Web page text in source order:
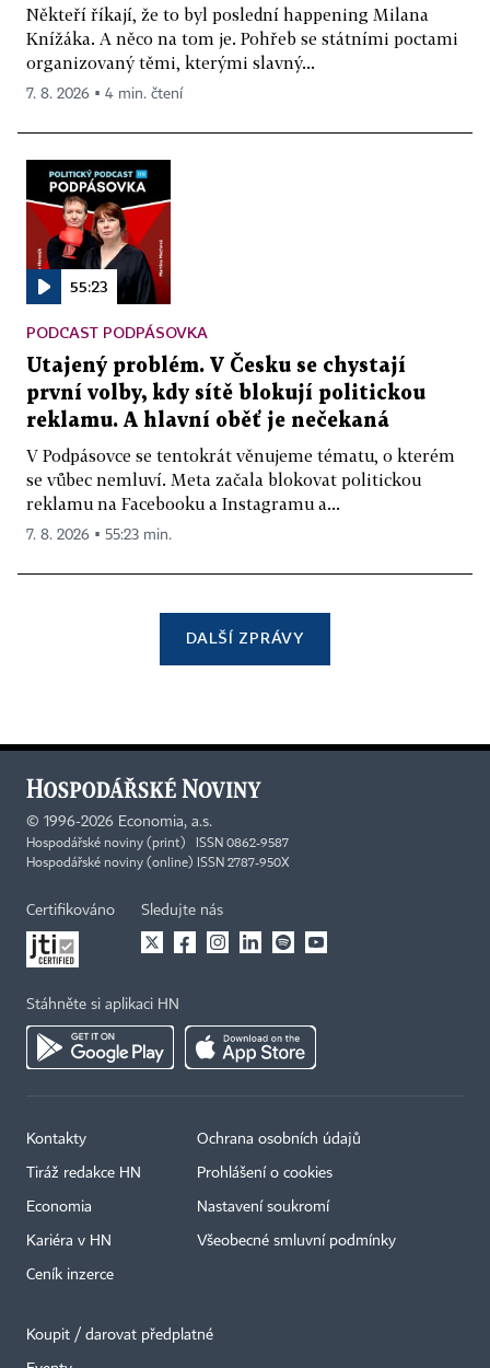
Někteří říkají, že to byl poslední happening Milana
Knížáka. A něco na tom je. Pohřeb se státními poctami
organizovaný těmi, kterými slavný...
7. 8. 2026 ▪ 4 min. čtení
55:23
PODCAST PODPÁSOVKA
Utajený problém. V Česku se chystají
první volby, kdy sítě blokují politickou
reklamu. A hlavní oběť je nečekaná
V Podpásovce se tentokrát věnujeme tématu, o kterém
se vůbec nemluví. Meta začala blokovat politickou
reklamu na Facebooku a Instagramu a...
7. 8. 2026 ▪ 55:23 min.
DALŠÍ ZPRÁVY
© 1996-2026 Economia, a.s.
Hospodářské noviny (print) ISSN 0862-9587
Hospodářské noviny (online) ISSN 2787-950X
Certifikováno Sledujte nás
Stáhněte si aplikaci HN
Kontakty
Tiráž redakce HN
Economia
Kariéra v HN
Ceník inzerce
Ochrana osobních údajů
Prohlášení o cookies
Nastavení soukromí
Všeobecné smluvní podmínky
Koupit / darovat předplatné